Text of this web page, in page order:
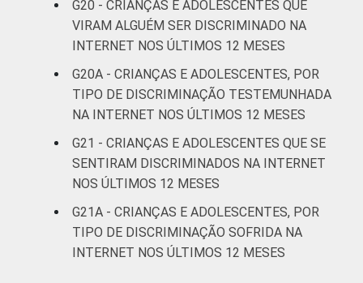
G20 - CRIANÇAS E ADOLESCENTES QUE
VIRAM ALGUÉM SER DISCRIMINADO NA
INTERNET NOS ÚLTIMOS 12 MESES
G20A - CRIANÇAS E ADOLESCENTES, POR
TIPO DE DISCRIMINAÇÃO TESTEMUNHADA
NA INTERNET NOS ÚLTIMOS 12 MESES
G21 - CRIANÇAS E ADOLESCENTES QUE SE
SENTIRAM DISCRIMINADOS NA INTERNET
NOS ÚLTIMOS 12 MESES
G21A - CRIANÇAS E ADOLESCENTES, POR
TIPO DE DISCRIMINAÇÃO SOFRIDA NA
INTERNET NOS ÚLTIMOS 12 MESES